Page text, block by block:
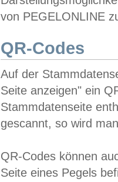
von PEGELONLINE
QR-Codes
Auf der
Seite anzeigen" ein
Stammdatenseite
gescannt, so wird
QR-Codes können
Seite eines Pegels